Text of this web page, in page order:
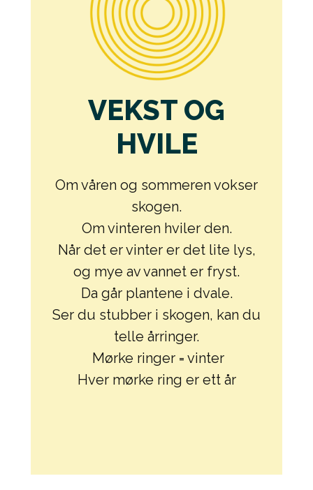
VEKST OG
HVILE
Om våren og sommeren vokser
skogen.
Om vinteren hviler den.
Når det er vinter er det lite lys,
og mye av vannet er fryst.
Da går plantene i dvale.
Ser du stubber i skogen, kan du
telle årringer.
Mørke ringer = vinter
Hver mørke ring er ett år